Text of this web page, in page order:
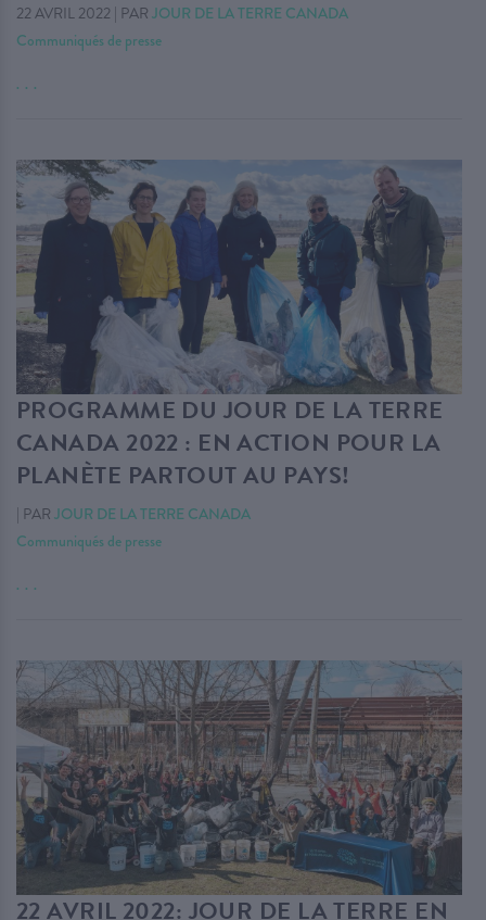
22 AVRIL 2022 | PAR JOUR DE LA TERRE CANADA
Communiqués de presse
. . .
PROGRAMME DU JOUR DE LA TERRE
CANADA 2022 : EN ACTION POUR LA
PLANÈTE PARTOUT AU PAYS!
| PAR JOUR DE LA TERRE CANADA
Communiqués de presse
. . .
22 AVRIL 2022: JOUR DE LA TERRE EN